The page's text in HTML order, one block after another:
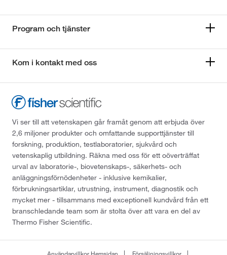
Program och tjänster
Kom i kontakt med oss
Vi ser till att vetenskapen går framåt genom att erbjuda över
2,6 miljoner produkter och omfattande supporttjänster till
forskning, produktion, testlaboratorier, sjukvård och
vetenskaplig utbildning. Räkna med oss för ett oöverträffat
urval av laboratorie-, biovetenskaps-, säkerhets- och
anläggningsförnödenheter - inklusive kemikalier,
förbrukningsartiklar, utrustning, instrument, diagnostik och
mycket mer - tillsammans med exceptionell kundvård från ett
branschledande team som är stolta över att vara en del av
Thermo Fisher Scientific.